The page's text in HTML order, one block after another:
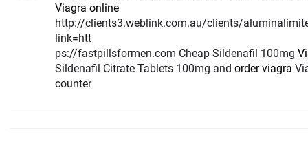
Viagra online
http://clients3.weblink.com.au/clients/
link=htt
ps://fastpillsformen.com Cheap Sildenafil 100mg
Sildenafil Citrate Tablets 100mg and order viagra
counter